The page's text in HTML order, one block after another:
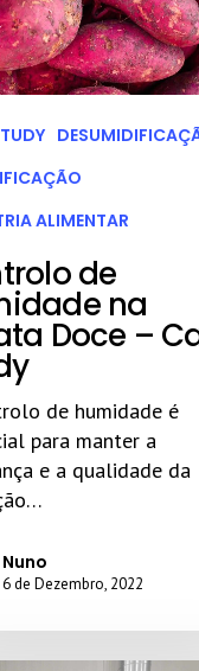
ALIMENTAR
de
na
Doce –
de humidade é
para manter a
e a qualidade da
Nuno
6 de Dezembro, 2022